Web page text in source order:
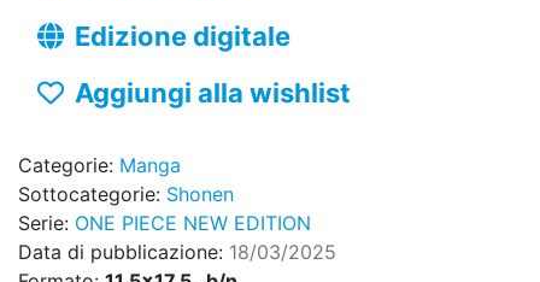
Edizione digitale
Aggiungi alla wishlist
Categorie: Manga
Sottocategorie: Shonen
Serie: ONE PIECE NEW EDITION
Data di pubblicazione: 18/03/2025